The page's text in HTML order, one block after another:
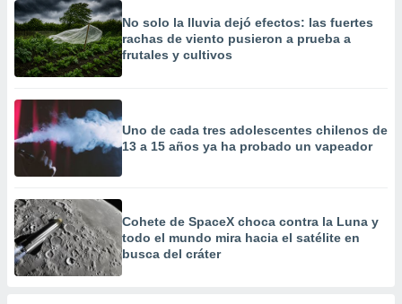
No solo la lluvia dejó efectos: las fuertes
rachas de viento pusieron a prueba a
frutales y cultivos
Uno de cada tres adolescentes chilenos de
13 a 15 años ya ha probado un vapeador
Cohete de SpaceX choca contra la Luna y
todo el mundo mira hacia el satélite en
busca del cráter